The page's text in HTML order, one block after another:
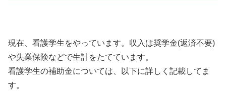
現在、看護学生をやっています。収入は奨学金(返済不要)
や失業保険などで生計をたてています。
看護学生の補助金については、以下に詳しく記載してま
す。